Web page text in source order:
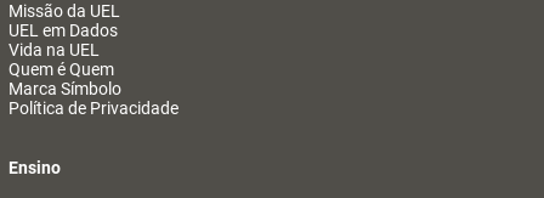
Missão da UEL
UEL em Dados
Vida na UEL
Quem é Quem
Marca Símbolo
Política de Privacidade
Ensino